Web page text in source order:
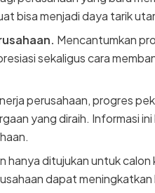
bisa menjadi daya tarik
Mencantumkan
sekaligus cara
perusahaan, progres
yang diraih. Informasi
hanya ditujukan untuk
dapat